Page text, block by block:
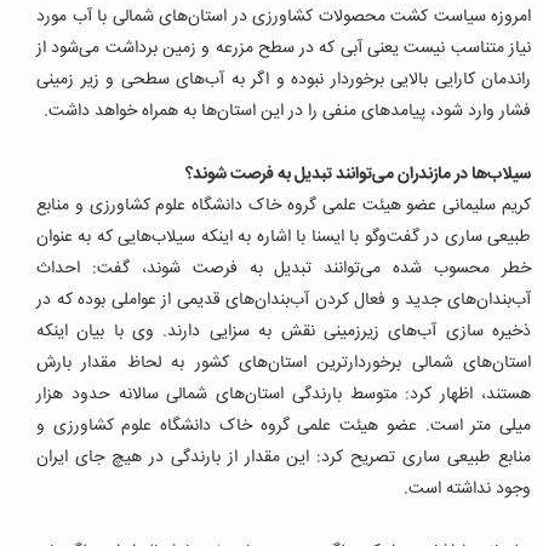
امروزه سیاست کشت محصولات کشاورزی در استان‌های شمالی با آب مورد
نیاز متناسب نیست یعنی آبی که در سطح مزرعه و زمین برداشت می‌شود از
راندمان کارایی بالایی برخوردار نبوده و اگر به آب‌های سطحی و زیر زمینی
فشار وارد شود، پیامدهای منفی را در این استان‌ها به همراه خواهد داشت.
سیلاب‌ها در مازندران می‌توانند تبدیل به فرصت شوند؟
کریم سلیمانی عضو هیئت علمی گروه خاک دانشگاه علوم کشاورزی و منابع
طبیعی ساری در گفت‌وگو با ایسنا با اشاره به اینکه سیلاب‌هایی که به عنوان
خطر محسوب شده می‌توانند تبدیل به فرصت شوند، گفت: احداث
آب‌بندان‌های جدید و فعال کردن آب‌بندان‌های قدیمی از عواملی بوده که در
ذخیره سازی آب‌های زیرزمینی نقش به سزایی دارند. وی با بیان اینکه
استان‌های شمالی برخوردارترین استان‌های کشور به لحاظ مقدار بارش
هستند، اظهار کرد: متوسط بارندگی استان‌های شمالی سالانه حدود هزار
میلی متر است. عضو هیئت علمی گروه خاک دانشگاه علوم کشاورزی و
منابع طبیعی ساری تصریح کرد: این مقدار از بارندگی در هیچ جای ایران
وجود نداشته است.